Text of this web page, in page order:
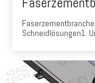
Schneidlösungen1.